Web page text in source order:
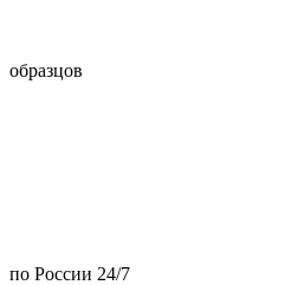
образцов
по России 24/7